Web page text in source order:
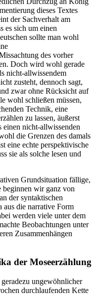
dieses Textes
der Sachverhalt am
es sich um einen
sollte man wohl
des vorher
Doch wird wohl gerade
nicht-allwissendem
zusteht, dennoch sagt,
zwar ohne Rücksicht auf
wohl schließen müssen,
Technik, eine
zu lassen, äußerst
einen nicht-allwissenden
die Grenzen des damals
eine echte perspektivische
sie als solche lesen und
Grundsituation fällige,
beginnen wir ganz von
der syntaktischen
aus die narrative Form
werden viele unter dem
Beobachtungen unter
Zusammenhängen
der Moseerzählung
ungewöhnlicher
durchlaufenden Kette